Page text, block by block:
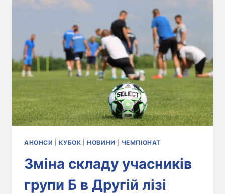
АНОНСИ |КУБОК |НОВИНИ ЧЕМПІОНАТ
Зміна складу учасників
групи Б в Другій лізі